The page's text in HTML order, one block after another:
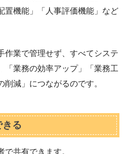
置機能」「人事評価機能」など
作業で管理せず、すべてシステ
「業務の効率アップ」「業務工
減」につながるのです。
る
共有できます。